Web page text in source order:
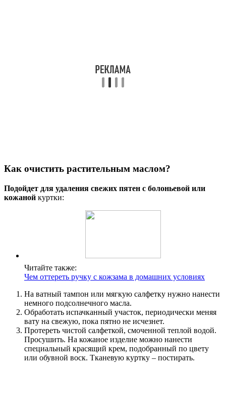
Как очистить растительным маслом?
Подойдет для удаления свежих пятен с болоньевой или
кожаной куртки:
Читайте также:
Чем оттереть ручку с кожзама в домашних условиях
На ватный тампон или мягкую салфетку нужно нанести
немного подсолнечного масла.
Обработать испачканный участок, периодически меняя
вату на свежую, пока пятно не исчезнет.
Протереть чистой салфеткой, смоченной теплой водой.
Просушить. На кожаное изделие можно нанести
специальный красящий крем, подобранный по цвету
или обувной воск. Тканевую куртку – постирать.